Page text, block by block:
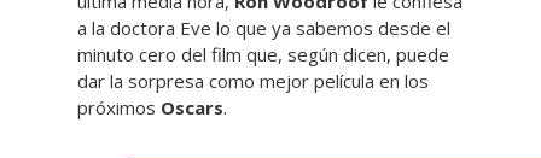
a la doctora Eve lo que ya sabemos desde el
minuto cero del film que, según dicen, puede
dar la sorpresa como mejor película en los
próximos Oscars.